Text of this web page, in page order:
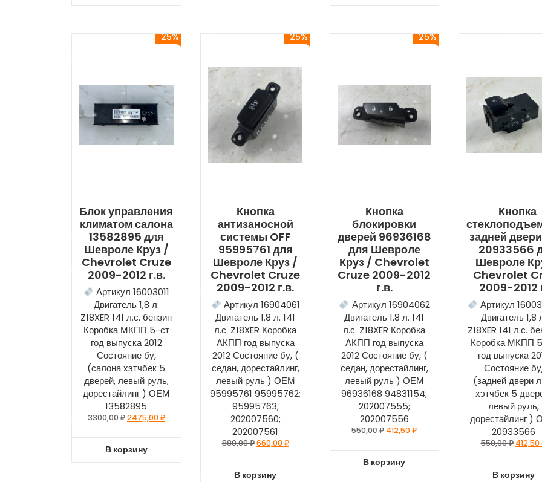
25%
Блок управления
климатом салона
13582895 для
Шевроле Круз /
Chevrolet Cruze
2009-2012 г.в.
Артикул 16003011
Двигатель 1,8 л.
Z18XER 141 л.с. бензин
Коробка МКПП 5-ст
год выпуска 2012
Состояние бу,
(салона хэтчбек 5
дверей, левый руль,
дорестайлинг ) ОЕМ
13582895
3300,00₽2475,00₽
В корзину
25%
Кнопка
антизаносной
системы OFF
95995761 для
Шевроле Круз /
Chevrolet Cruze
2009-2012 г.в.
Артикул 16904061
Двигатель 1.8 л. 141
л.с. Z18XER Коробка
АКПП год выпуска
2012 Состояние бу, (
седан, дорестайлинг,
левый руль ) ОЕМ
95995761 95995762;
95995763;
202007560;
202007561
880,00₽660,00₽
В корзину
25%
Кнопка
блокировки
дверей 96936168
для Шевроле
Круз / Chevrolet
Cruze 2009-2012
г.в.
Артикул 16904062
Двигатель 1.8 л. 141
л.с. Z18XER Коробка
АКПП год выпуска
2012 Состояние бу, (
седан, дорестайлинг,
левый руль ) ОЕМ
96936168 94831154;
202007555;
202007556
550,00₽ 412,50₽
В корзину
Кнопка
задней
20933566
Шевроле
Chevrolet
2009-2012
Артикул
Двигатель 1,8
Z18XER 141 л.с.
Коробка МКПП
год выпуска
Состояние
(задней двери
хэтчбек 5
левый руль,
дорестайлинг )
20933566
550,00₽ 412,50
В корзину